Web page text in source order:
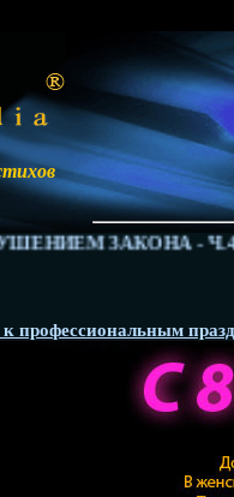
ЗАКОНА - Ч.4
профессиональным